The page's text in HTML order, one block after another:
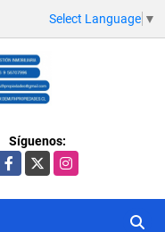
Select Language ▼
Síguenos:
Facebook
X Instagram